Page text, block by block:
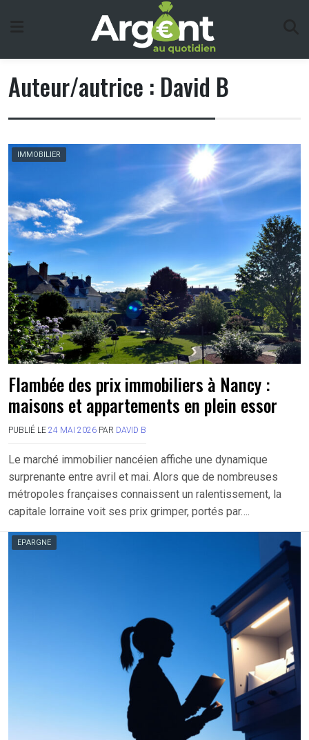
Auteur/autrice : David B
IMMOBILIER
Flambée des prix immobiliers à Nancy :
maisons et appartements en plein essor
PUBLIÉ LE 24 MAI 2026 PAR DAVID B
Le marché immobilier nancéien affiche une dynamique
surprenante entre avril et mai. Alors que de nombreuses
métropoles françaises connaissent un ralentissement, la
capitale lorraine voit ses prix grimper, portés par….
EPARGNE